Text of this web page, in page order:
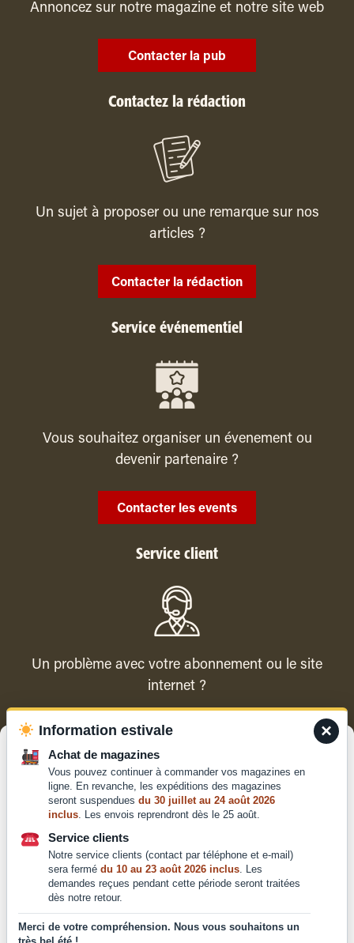
Pour offrir les meilleures expériences, nous utilisons des technologies
telles que les cookies pour stocker et/ou accéder aux informations des
appareils. Le fait de consentir à ces technologies nous permettra de
traiter des données telles que le comportement de navigation ou les ID
uniques sur ce site. Le fait de ne pas consentir ou de retirer son
consentement peut avoir un effet négatif sur certaines caractéristiques
et fonctions.
Accepter
Annoncez sur notre magazine et notre site web
Contacter la pub
Contactez la rédaction
Un sujet à proposer ou une remarque sur nos
articles ?
Contacter la rédaction
Service événementiel
Vous souhaitez organiser un évenement ou
devenir partenaire ?
Contacter les events
Service client
Un problème avec votre abonnement ou le site
internet ?
Contacter le service client
Mentions légales
Conditions générales de
vente et d'utilisation
confidentialité
×
Information estivale
Achat de magazines
Vous pouvez continuer à commander vos magazines en
ligne. En revanche, les expéditions des magazines
seront suspendues du 30 juillet au 24 août 2026
inclus. Les envois reprendront dès le 25 août.
Service clients
Notre service clients (contact par téléphone et e-mail)
sera fermé du 10 au 23 août 2026 inclus. Les
demandes reçues pendant cette période seront traitées
dès notre retour.
Merci de votre compréhension. Nous vous souhaitons un